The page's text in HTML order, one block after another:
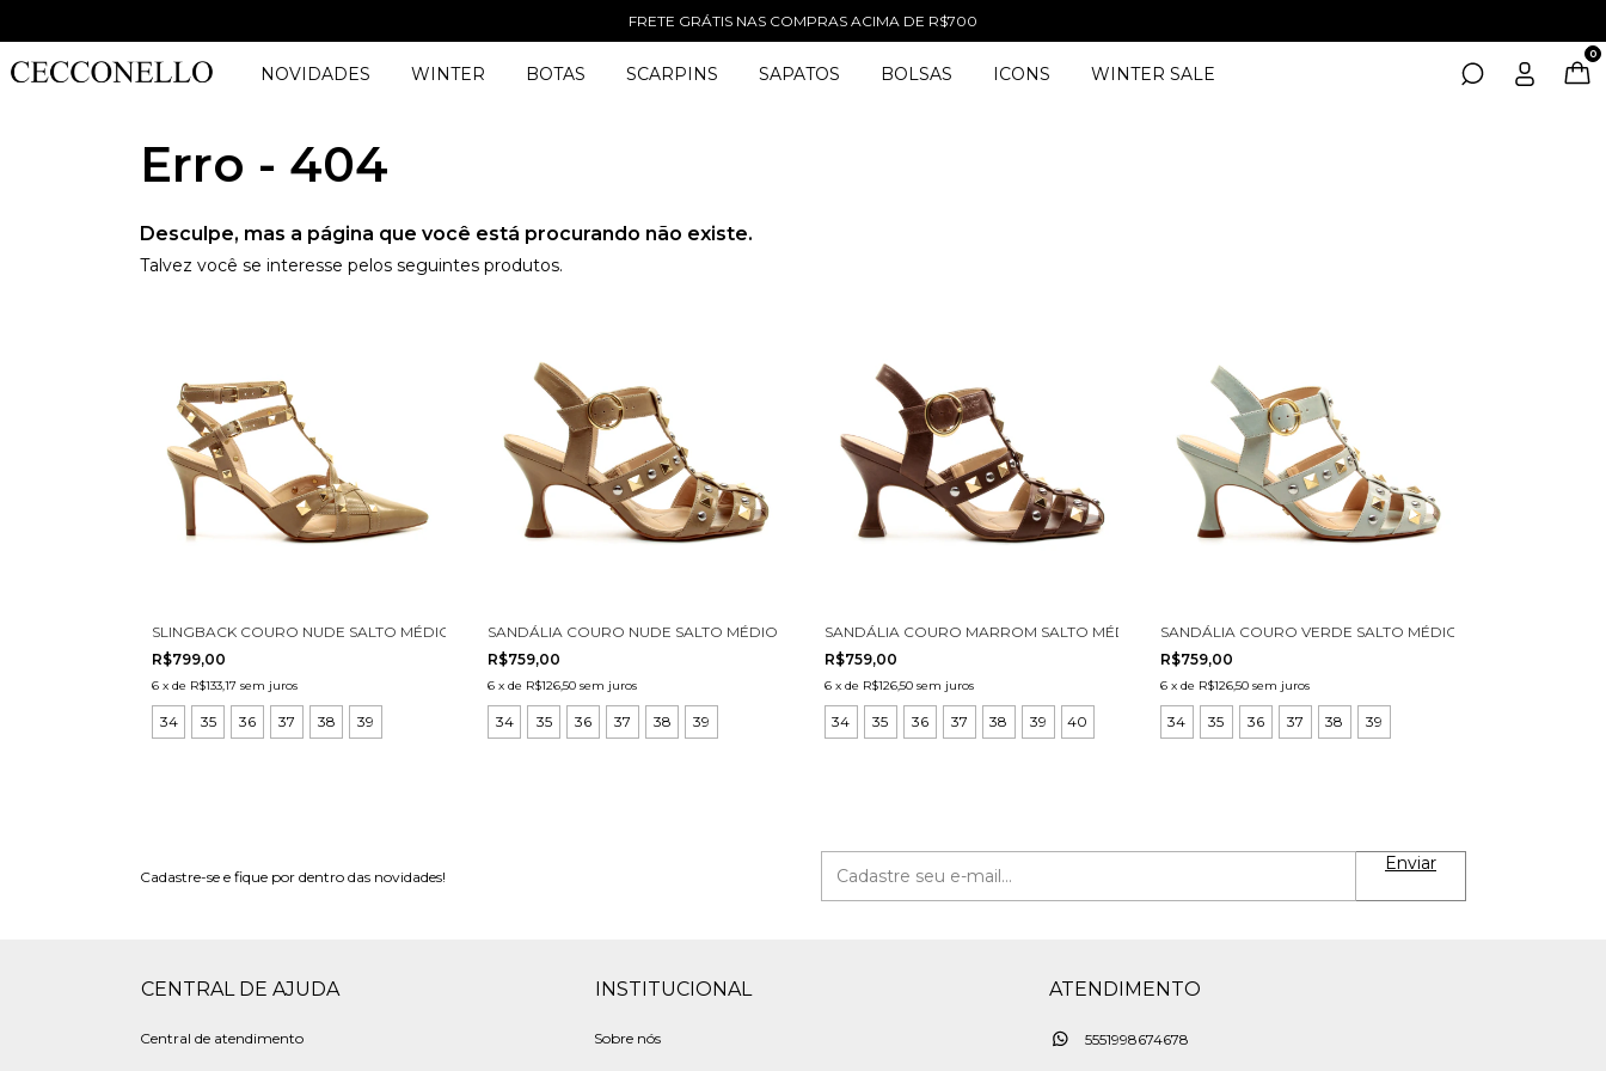
FRETE GRÁTIS NAS COMPRAS ACIMA DE R$700
NOVIDADES WINTER BOTAS SCARPINS SAPATOS BOLSAS ICONS WINTER SALE
0
Erro - 404
Desculpe, mas a página que você está procurando não existe.
Talvez você se interesse pelos seguintes produtos.
SLINGBACK COURO NUDE SALTO MÉDIO CECCONELLO 3006002-2
R$799,00
6 x de R$133,17 sem juros
34 35 36 37 38 39
SANDÁLIA COURO NUDE SALTO MÉDIO CECCONELLO 3031001-1
R$759,00
6 xde R$126,50 sem juros
34 35 36 37 38 39
SANDÁLIA COURO MARROM SALTO MÉDIO CECCONELLO 3031001-3
R$759,00
6 x de R$126,50 sem juros
34 35 36 37 38 39 40
SANDÁLIA COURO VERDE SALTO MÉDIO CECCONELLO
R$759,00
6 x de R$126,50 sem juros
34 35 36 37 38 39
Cadastre-se e fique por dentro das novidades!
CENTRAL DE AJUDA
Central de atendimento
INSTITUCIONAL
Sobre nós
ATENDIMENTO
5551998674678